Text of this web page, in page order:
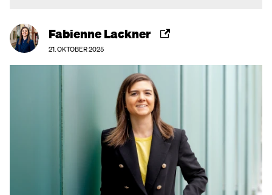
Fabienne Lackner
21. OKTOBER 2025